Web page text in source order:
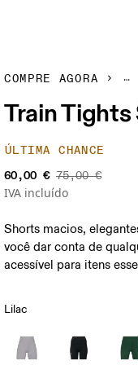
COMPRE AGORA
Train
ÚLTIMA CHANCE
60,00 € 75,00 €
IVA incluído
Shorts macios,
você dar conta de
acessível para itens
Lilac